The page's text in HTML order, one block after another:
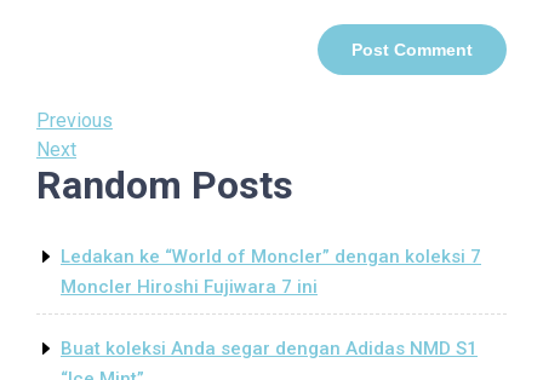
Post
navigation
Previous
Post
Previous
Next
Post
Next
Random Posts
Ledakan ke “World of Moncler” dengan koleksi 7
Moncler Hiroshi Fujiwara 7 ini
Buat koleksi Anda segar dengan Adidas NMD S1